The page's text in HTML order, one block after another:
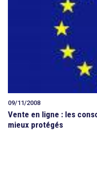
Tout sur
09/11/2008
Vente en ligne : les
mieux protégés
search